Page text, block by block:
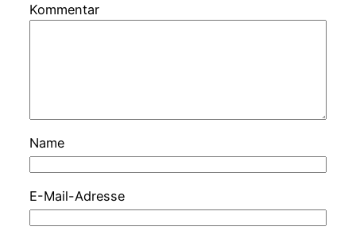
Kommentar
Name
E-Mail-Adresse